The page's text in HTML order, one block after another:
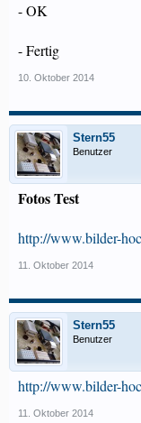
- OK
- Fertig
10. Oktober 2014
Stern55
Benutzer
Fotos Test
http://www.bilder-
11. Oktober 2014
Stern55
Benutzer
http://www.bilder-
11. Oktober 2014